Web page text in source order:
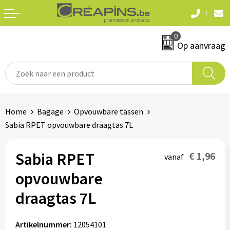
0
Op aanvraag
T-shirts
Sweaters en hoodies
Jassen
Hemden
Automerken
Eten & drinken
Snoepgoed
Waterflesjes
Home Bagage
Opvouwbare tassen
Sabia RPET opvouwbare draagtas 7L
Sabia RPET
opvouwbare
draagtas 7L
vanaf € 1,96
Artikelnummer: 12054101